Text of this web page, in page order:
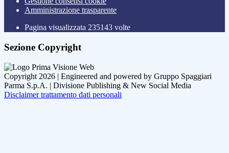
Amministrazione trasparente
Pagina visualizzata 235143 volte
Sezione Copyright
Copyright 2026 | Engineered and powered by Gruppo Spaggiari
Parma S.p.A. | Divisione Publishing & New Social Media
Disclaimer trattamento dati personali